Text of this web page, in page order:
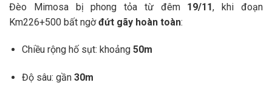
Đèo Mimosa bị phong tỏa từ đêm 19/11, khi đoạn
Km226+500 bất ngờđứt gãy hoàn toàn:
Chiều rộng hố sụt: khoảng 50m
Độ sâu: gần 30m